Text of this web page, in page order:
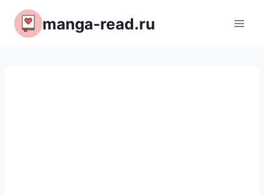
Перейти
содержимому
manga-read.ru